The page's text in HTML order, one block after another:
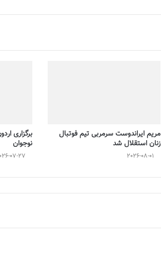
مریم ایراندوست سرمربی تیم فوتبال
زنان استقلال شد
2026-08-01
برگزاری
نوجوان
07-27